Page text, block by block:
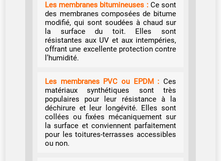
Les membranes bitumineuses :Ce sont
des membranes composées de bitume
modifié, qui sont soudées à chaud sur
la surface du toit. Elles sont
résistantes aux UV et aux intempéries,
offrant une excellente protection contre
l’humidité.
Les membranes PVC ou EPDM : Ces
matériaux synthétiques sont très
populaires pour leur résistance à la
déchirure et leur longévité. Elles sont
collées ou fixées mécaniquement sur
la surface et conviennent parfaitement
pour les toitures-terrasses accessibles
ou non.